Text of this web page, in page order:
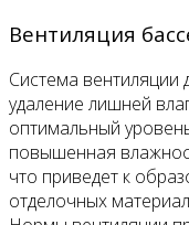
Вентиляция
Система
удаление лишней
оптимальный
повышенная
что приведет к
отделочных